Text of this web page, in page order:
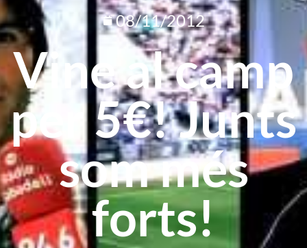
08/11/2012
Vine al camp
per 5€! Junts
som més
forts!